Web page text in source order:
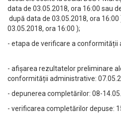
data de 03.05.2018, ora 16:00 sau
după data de 03.05.2018, ora
03.05.2018, ora 16:00 );
- etapa de verificare a conformității
- afișarea rezultatelor preliminare
conformității administrative:
- depunerea completărilor: 08-
- verificarea completărilor depuse: